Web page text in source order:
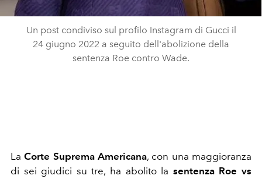
Un post condiviso sul profilo Instagram di Gucci il
24 giugno 2022 a seguito dell'abolizione della
sentenza Roe contro Wade.
LaCorte Suprema Americana, con una maggioranza
di sei giudici su tre, ha abolito la sentenza Roe vs